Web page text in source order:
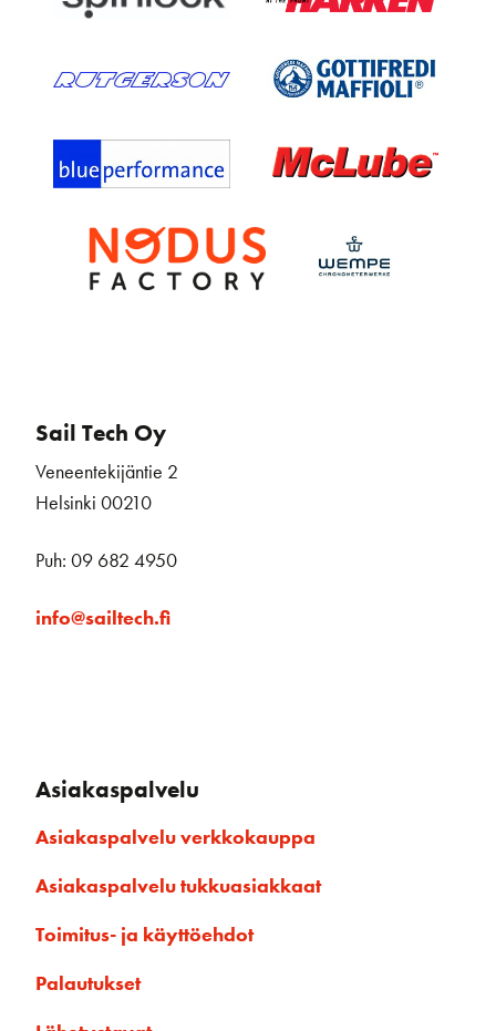
Sail Tech Oy
Veneentekijäntie 2
Helsinki 00210
Puh: 09 682 4950
info@sailtech.fi
Asiakaspalvelu
Asiakaspalvelu verkkokauppa
Asiakaspalvelu tukkuasiakkaat
Toimitus- ja käyttöehdot
Palautukset